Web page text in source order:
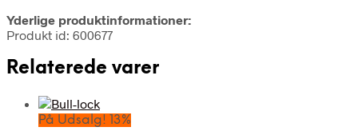
Yderlige produktinformationer:
Produkt id: 600677
Relaterede varer
På Udsalg! 13%